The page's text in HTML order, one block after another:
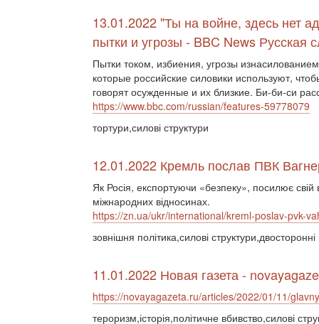
13.01.2022 "Ты на войне, здесь нет
пытки и угрозы - BBC News Русская
Пытки током, избиения, угрозы
которые российские силовики используют,
говорят осужденные и их близкие. Би-би-си
https://www.bbc.com/russian/features-59778079
тортури,силові структури
12.01.2022 Кремль послав ПВК
Як Росія, експортуючи «безпеку», посилює
міжнародних відносинах.
https://zn.ua/ukr/international/kreml-poslav-pvk-
зовнішня політика,силові
11.01.2022 Новая газета -
https://novayagazeta.ru/articles/2022/01/11/
тероризм,історія,політичне вбивство,силові